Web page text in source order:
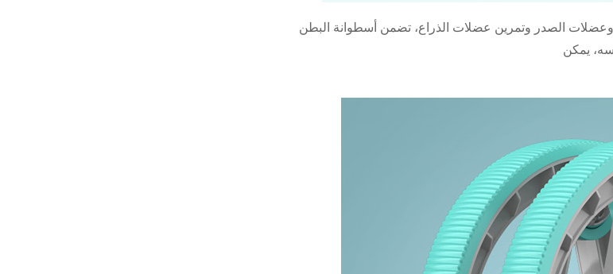
الصدر وتمرين عضلات الذراع، تضمن أسطوانة البطن
يمكن